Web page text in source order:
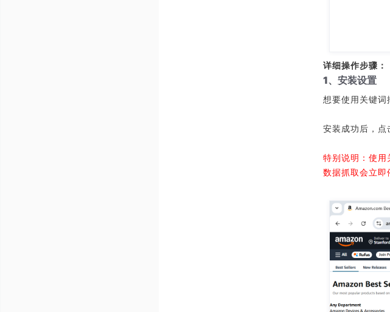
详细操作步骤：
1、安装设置
想要使用关键词
安装成功后，点
特别说明：使用
数据抓取会立即